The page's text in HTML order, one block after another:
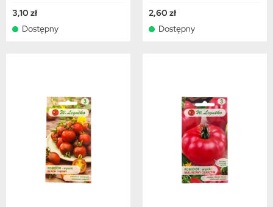
3,10 zł
Dostępny
2,60 zł
Dostępny